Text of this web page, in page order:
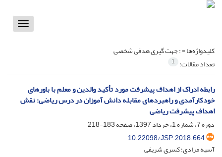
Toggle
کلیدواژه‌ها =: جهت گیری هدفی شخصی
تعداد مقالات: 1
رابطه ادراک از اهداف پیشرفت مورد تأکید والدین و معلم با باورهای
خودکارآمدی و راهبردهای مقابله دانش آموزان در درس ریاضی: نقش
اهداف پیشرفت ریاضی
دوره 7، شماره 1، خرداد 1397، صفحه
183-218
10.22098/JSP.2018.664
آسیه مرادی؛ کسری شریفی